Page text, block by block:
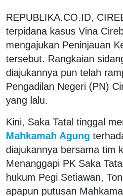
REPUBLIKA.CO.ID,
terpidana kasus Vina
mengajukan Peninjauan
tersebut. Rangkaian
diajukannya pun telah
Pengadilan Negeri (PN)
yang lalu.
Kini, Saka Tatal tinggal
Mahkamah Agung
diajukannya bersama tim
Menanggapi PK Saka
hukum Pegi Setiawan,
apapun putusan